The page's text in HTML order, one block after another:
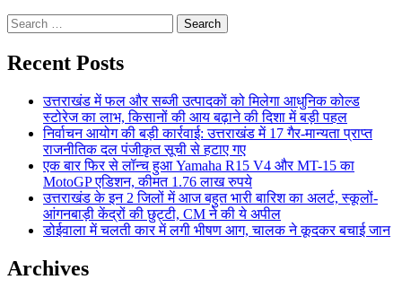
Search
for:
Recent Posts
उत्तराखंड में फल और सब्जी उत्पादकों को मिलेगा आधुनिक कोल्ड
स्टोरेज का लाभ, किसानों की आय बढ़ाने की दिशा में बड़ी पहल
निर्वाचन आयोग की बड़ी कार्रवाई: उत्तराखंड में 17 गैर-मान्यता प्राप्त
राजनीतिक दल पंजीकृत सूची से हटाए गए
एक बार फिर से लॉन्च हुआ Yamaha R15 V4 और MT-15 का
MotoGP एडिशन, कीमत 1.76 लाख रुपये
उत्तराखंड के इन 2 जिलों में आज बहुत भारी बारिश का अलर्ट, स्कूलों-
आंगनबाड़ी केंद्रों की छुट्टी, CM ने की ये अपील
डोईवाला में चलती कार में लगी भीषण आग, चालक ने कूदकर बचाई जान
Archives